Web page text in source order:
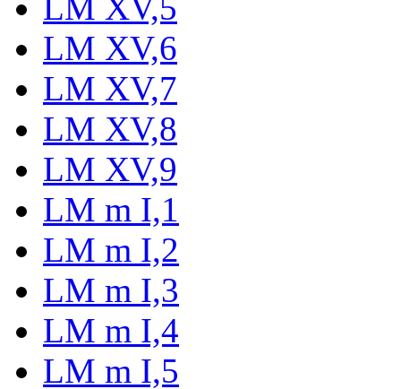
LM XV,6
LM XV,7
LM XV,8
LM XV,9
LM m I,1
LM m I,2
LM m I,3
LM m I,4
LM m I,5